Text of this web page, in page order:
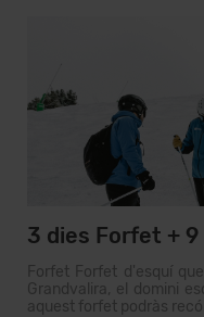
3 dies Forfet + 9
Forfet Forfet d'esquí
Grandvalira, el domini
aquest forfet podràs